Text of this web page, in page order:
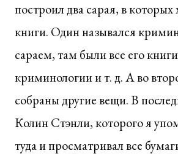
построил два сарая, в которых
книги. Один назывался
сараем, там были все его
криминологии и т. д. А во
собраны другие вещи. В
Колин Стэнли, которого я
туда и просматривал все